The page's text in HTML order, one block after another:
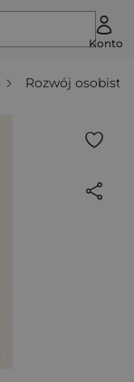
Konto
Rozwój osobisty